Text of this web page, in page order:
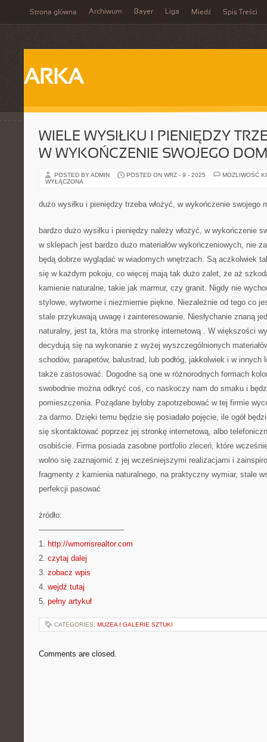
Strona główna Archiwum Bayer Liga Miedź Spis Treści
ARKA
WIELE WYSIŁKU I PIENIĘDZY
W WYKOŃCZENIE SWOJEGO
POSTED BY ADMIN POSTED ON WRZ - 9 - 2025
MOŻLIWOŚĆ
WYŁĄCZONA
dużo wysiłku i pieniędzy trzeba włożyć, w wykończenie swojego
bardzo dużo wysiłku i pieniędzy należy włożyć, w wykończenie
w sklepach jest bardzo dużo materiałów wykończeniowych, nie
będą dobrze wyglądać w wiadomych wnętrzach. Są aczkolwiek
się w każdym pokoju, co więcej mają tak dużo zalet, że aż
kamienie naturalne, takie jak marmur, czy granit. Nigdy nie
stylowe, wytworne i niezmiernie piękne. Niezależnie od tego co
stale przykuwają uwagę i zainteresowanie. Niesłychanie znaną
naturalny, jest ta, która ma stronkę internetową . W większości
decydują się na wykonanie z wyżej wyszczególnionych
schodów, parapetów, balustrad, lub podłóg, jakkolwiek i w innych
także zastosować. Dogodne są one w różnorodnych formach
swobodnie można odkryć coś, co naskoczy nam do smaku i
pomieszczenia. Pożądane byłoby zapotrzebować w tej firmie
za darmo. Dzięki temu będzie się posiadało pojęcie, ile ogół
się skontaktować poprzez jej stronkę internetową, albo
osobiście. Firma posiada zasobne portfolio zleceń, które
wolno się zaznajomić z jej wcześniejszymi realizacjami i
fragmenty z kamienia naturalnego, na praktyczny wymiar, stale
perfekcji pasować
źródło:
———————————
1. http://wmorrisrealtor.com
2. czytaj dalej
3. zobacz wpis
4. wejdź tutaj
5. pełny artykuł
CATEGORIES: MUZEA I GALERIE SZTUKI
Comments are closed.